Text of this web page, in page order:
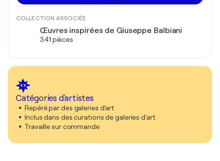
COLLECTION ASSOCIÉE
Œuvres inspirées de Giuseppe Balbiani
341 pièces
Catégories d'artistes
Repéré par des galeries d'art
Inclus dans des curations de galeries d'art
Travaille sur commande